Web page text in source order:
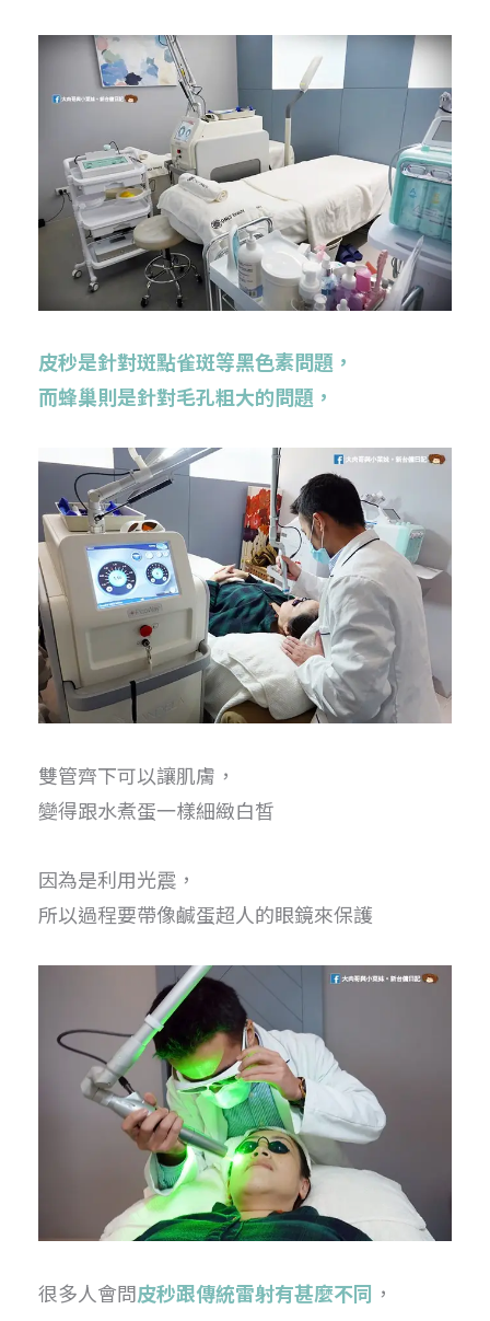
皮秒是針對斑點雀斑等黑色素問題，
而蜂巢則是針對毛孔粗大的問題，
雙管齊下可以讓肌膚，
變得跟水煮蛋一樣細緻白皙
因為是利用光震，
所以過程要帶像鹹蛋超人的眼鏡來保護
很多人會問皮秒跟傳統雷射有甚麼不同 ，